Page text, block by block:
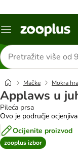
Izbornik
Traži
proizvode
Mačke Mokra
Applaws u
Pileća prsa
Ovo je područje
Ocijenite proizvod
zooplus izbor